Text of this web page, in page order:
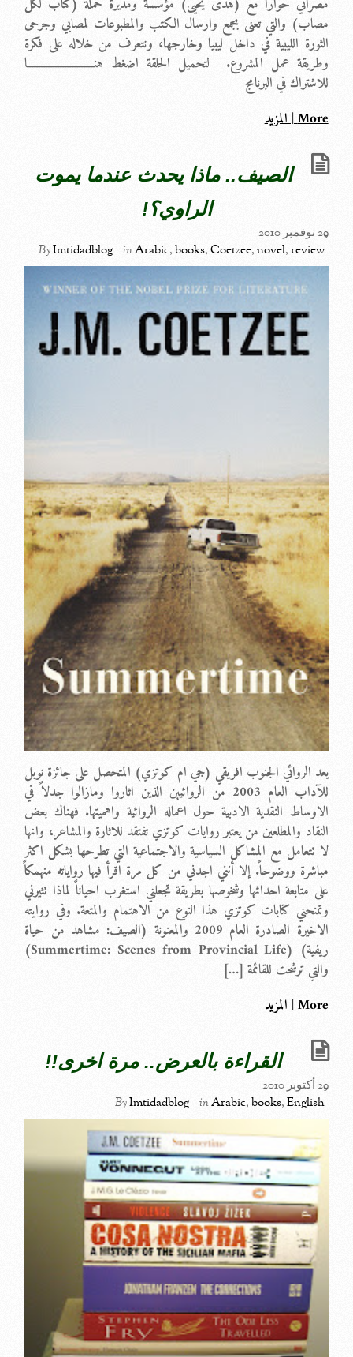
مصاب) والتي تعنى بجمع وارسال الكتب والمطبوعات لمصابي وجرحى
الثورة الليبية في داخل ليبيا وخارجها، ونتعرف من خلاله على فكرة
وطريقة عمل المشروع. لتحميل الحلقة اضغط هنــــــــــــــــــــــــــــا
للاشتراك في البرنامج
More | المزيد
الصيف.. ماذا يحدث عندما يموت
الراوي؟!
29 نوفمبر 2010
ByImtidadblog inArabic,books,Coetzee,novel,review
يعد الروائي الجنوب افريقي (جي ام كوتزي) المتحصل على جائزة نوبل
للآداب العام 2003 من الروائيين الذين اثاروا ومازالوا جدلاً في
الاوساط النقدية الادبية حول اعماله الروائية واهميتها. فهناك بعض
النقاد والمطلعين من يعتبر روايات كوتزي تفتقد للاثارة والمشاعر، وانها
لا تتعامل مع المشاكل السياسية والاجتماعية التي تطرحها بشكل اكثر
مباشرة ووضوحاً. إلا أنني اجدني من كل مرة اقرأ فيها رواياته منهمكاً
على متابعة احداثها وشخوصها بطريقة تجعلني استغرب احياناً لماذا تثيرني
وتمنحني كتابات كوتزي هذا النوع من الاهتمام والمتعة. وفي روايته
الاخيرة الصادرة العام 2009 والمعنونة (الصيف: مشاهد من حياة
ريفية) (Summertime: Scenes from Provincial Life)
والتي ترشحت للقائمة […]
More | المزيد
القراءة بالعرض.. مرة اخرى!!
29 أكتوبر 2010
ByImtidadblog inArabic,books,English